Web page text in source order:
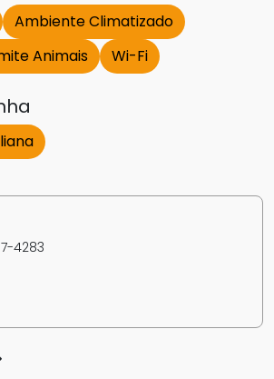
Ambiente Climatizado
Animais Wi-Fi
4283